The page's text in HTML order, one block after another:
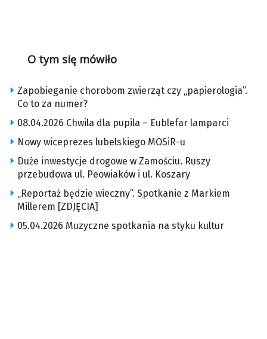
O tym się mówiło
Zapobieganie chorobom zwierząt czy „papierologia”.
Co to za numer?
08.04.2026 Chwila dla pupila – Eublefar lamparci
Nowy wiceprezes lubelskiego MOSiR-u
Duże inwestycje drogowe w Zamościu. Ruszy
przebudowa ul. Peowiaków i ul. Koszary
„Reportaż będzie wieczny”. Spotkanie z Markiem
Millerem [ZDJĘCIA]
05.04.2026 Muzyczne spotkania na styku kultur